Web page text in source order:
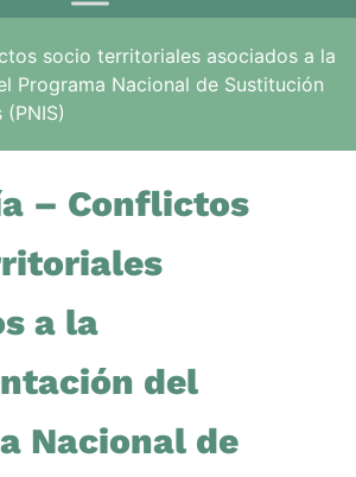
socio territoriales asociados a la
Programa Nacional de Sustitución
– Conflictos
a la
del
Nacional de